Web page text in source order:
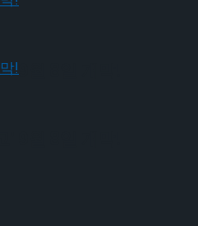
9월 8일 개막!
9월 8일 개막!